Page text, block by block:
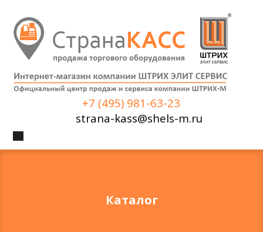
+7 (495) 981-63-23
strana-kass@shels-m.ru
Каталог